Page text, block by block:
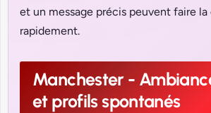
et un message précis peuvent faire
rapidement.
Manchester -
et profils spontanés